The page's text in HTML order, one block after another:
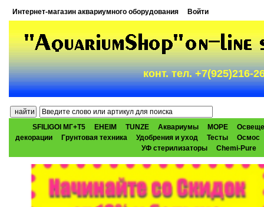
Интернет-магазин аквариумного оборудования Войти
конт. тел. +7(925)216-
SFILIGOI МГ+Т5 EHEIM TUNZE Аквариумы МОРЕ
декорации
Грунтовая техника Удобрения и уход Тесты
Осмос
УФ стерилизаторы
Chemi-Pure